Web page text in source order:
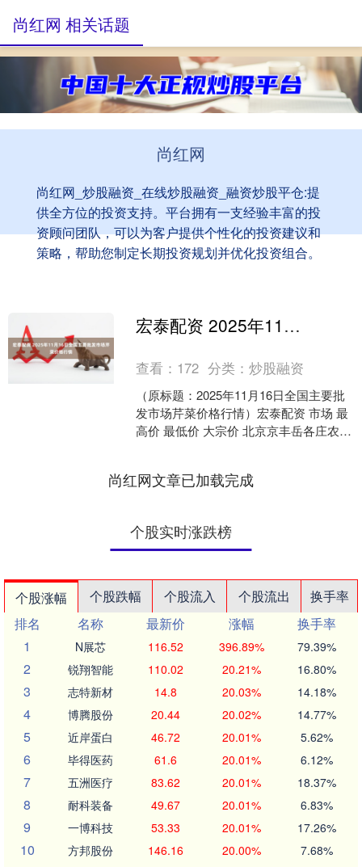
尚红网
尚红网_炒股融资_在线炒股融资_融资炒股平仓:提
供全方位的投资支持。平台拥有一支经验丰富的投
资顾问团队，可以为客户提供个性化的投资建议和
策略，帮助您制定长期投资规划并优化投资组合。
尚红网 相关话题
宏泰配资 2025年11月16日全国主要批发市场芹菜价格行情
查看： 172 分类：炒股融资
（原标题：2025年11月16日全国主要批
发市场芹菜价格行情）宏泰配资 市场 最
高价 最低价 大宗价 北京京丰岳各庄农副
尚红网文章已加载完成
个股实时涨跌榜
个股涨幅 个股跌幅 个股流入 个股流出
换手率
排名
名称 最新价 涨幅
换手率
1
N展芯 116.52 396.89% 79.39%
2 锐翔智能 110.02 20.21% 16.80%
3 志特新材 14.8 20.03% 14.18%
4 博腾股份 20.44 20.02% 14.77%
5 近岸蛋白 46.72 20.01% 5.62%
6 毕得医药 61.6 20.01% 6.12%
7 五洲医疗 83.62 20.01% 18.37%
8 耐科装备 49.67 20.01% 6.83%
9 一博科技 53.33 20.01% 17.26%
10 方邦股份 146.16 20.00% 7.68%